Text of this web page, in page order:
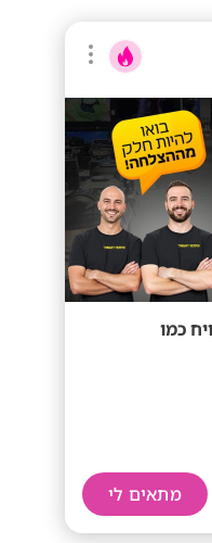
כמו
מתאים לי